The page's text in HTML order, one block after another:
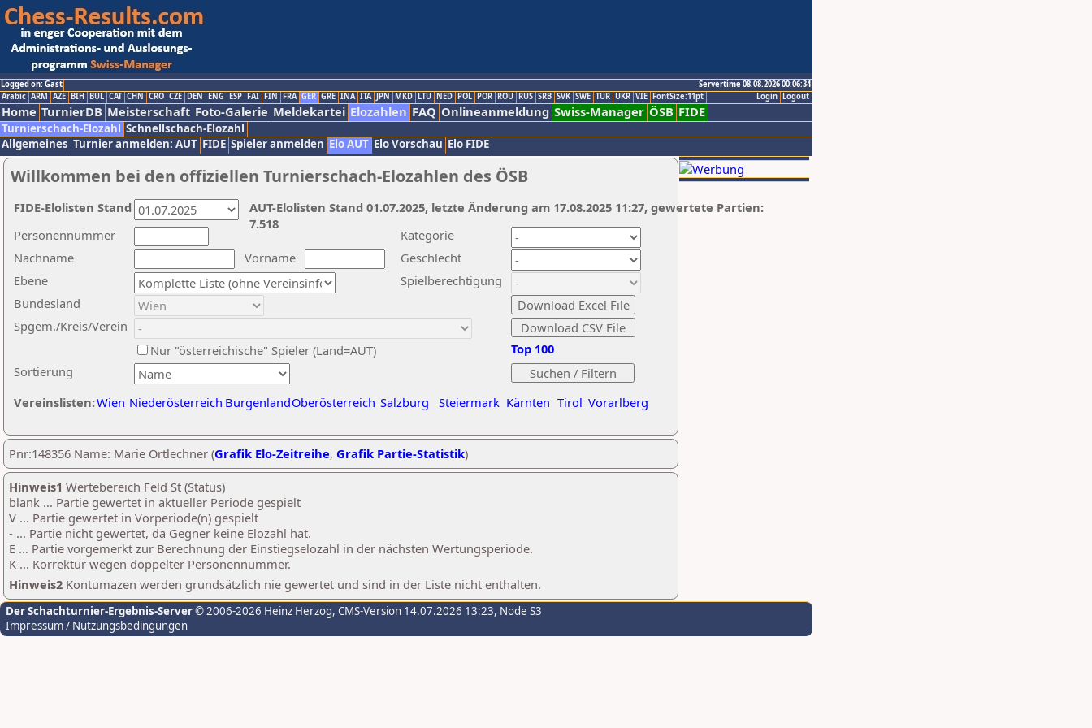
Logged on: Gast
Servertime 08.08.2026 00:06:34
Logout
Login
Arabic ARM AZE BIH BUL CAT CHN CRO CZE DEN ENG ESP FAI FIN FRA GER GRE INA ITA JPN MKD LTU NED POL POR ROU RUS SRB SVK SWE TUR UKR VIE FontSize:11pt
Home TurnierDB Meisterschaft Foto-Galerie Meldekartei Elozahlen FAQ Onlineanmeldung Swiss-Manager ÖSB FIDE
Turnierschach-Elozahl Schnellschach-Elozahl
Allgemeines Turnier anmelden: AUT FIDE Spieler anmelden Elo AUT Elo Vorschau Elo FIDE
Willkommen bei den offiziellen Turnierschach-Elozahlen des ÖSB
Nachname
Vorname
Ebene
Kategorie
Sortierung
Personennummer
Bundesland
Spgem./Kreis/Verein
Geschlecht
Nur "österreichische" Spieler (Land=AUT)
Spielberechtigung
Vereinslisten:Wien Niederösterreich BurgenlandOberösterreich Salzburg Steiermark Kärnten Tirol Vorarlberg
Top 100
AUT-Elolisten Stand 01.07.2025, letzte Änderung am 17.08.2025 11:27, gewertete Partien:
7.518
FIDE-Elolisten Stand
Pnr:148356 Name: Marie Ortlechner (Grafik Elo-Zeitreihe, Grafik Partie-Statistik)
Hinweis1 Wertebereich Feld St (Status)
blank ... Partie gewertet in aktueller Periode gespielt
V ... Partie gewertet in Vorperiode(n) gespielt
- ... Partie nicht gewertet, da Gegner keine Elozahl hat.
E ... Partie vorgemerkt zur Berechnung der Einstiegselozahl in der nächsten Wertungsperiode.
K ... Korrektur wegen doppelter Personennummer.
Hinweis2 Kontumazen werden grundsätzlich nie gewertet und sind in der Liste nicht enthalten.
Der Schachturnier-Ergebnis-Server© 2006-2026 Heinz Herzog, CMS-Version 14.07.2026 13:23, Node S3
Impressum / Nutzungsbedingungen